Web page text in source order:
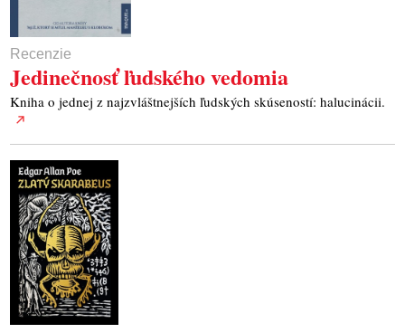
Recenzie
Jedinečnosť ľudského vedomia
Kniha o jednej z najzvláštnejších ľudských skúseností: halucinácii.